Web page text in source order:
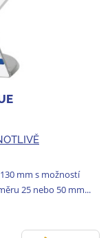
mm s možností
25 nebo 50 mm...